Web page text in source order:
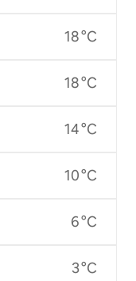
18 °C
18 °C
14 °C
10 °C
6 °C
3 °C